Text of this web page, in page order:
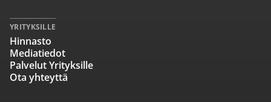
YRITYKSILLE
Hinnasto
Mediatiedot
Palvelut Yrityksille
Ota yhteyttä